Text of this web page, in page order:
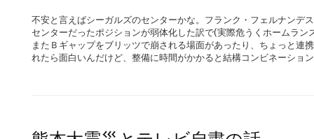
不安と言えばシーガルズのセンターかな。フランク・フェルナンデ
センターだったポジションが弱体化した訳で(実際危うくホームラ
またＢギャップをブリッツで崩される場面があったり、ちょっと連
れたら面白いんだけど、整備に時間がかかると結構コンビネーショ